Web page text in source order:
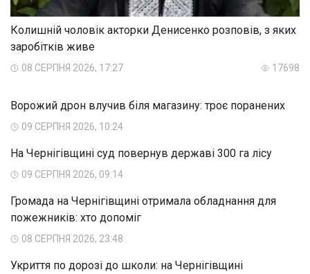
Колишній чоловік акторки Денисенко розповів, з яких
заробітків живе
08 СЕРПНЯ 2026, 17:27 17698
Ворожий дрон влучив біля магазину: троє поранених
09 СЕРПНЯ 2026, 10:24
На Чернігівщині суд повернув державі 300 га лісу
09 СЕРПНЯ 2026, 09:14
Громада на Чернігівщині отримала обладнання для
пожежників: хто допоміг
08 СЕРПНЯ 2026, 23:48
Укриття по дорозі до школи: на Чернігівщині